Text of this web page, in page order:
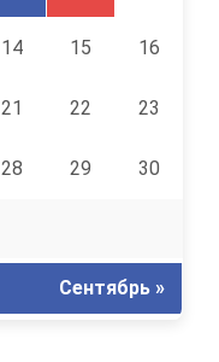
14 15 16
21 22 23
28 29 30
Сентябрь »